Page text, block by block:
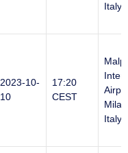
Italy
2023-10-
10
17:20
CEST
Italy